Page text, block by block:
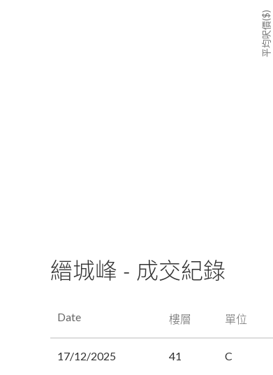
平均呎價($)
縉城峰 - 成交紀錄
Date 樓層 單位
17/12/2025 41 C